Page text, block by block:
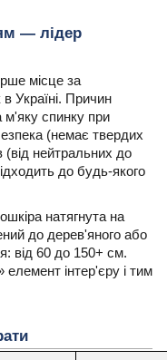
— лідер
місце за
в Україні. Причин
м'яку спинку при
(немає твердих
(від нейтральних до
до будь-якого
натягнута на
до дерев'яного або
від 60 до 150+ см.
інтер'єру і тим